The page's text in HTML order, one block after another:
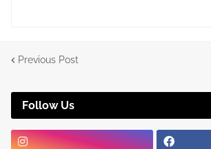
Previous Post
Follow Us